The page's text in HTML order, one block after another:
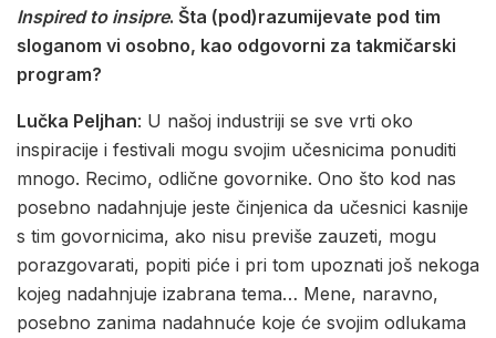
Inspired to insipre. Šta (pod)razumijevate pod tim
sloganom vi osobno, kao odgovorni za takmičarski
program?
Lučka Peljhan: U našoj industriji se sve vrti oko
inspiracije i festivali mogu svojim učesnicima ponuditi
mnogo. Recimo, odlične govornike. Ono što kod nas
posebno nadahnjuje jeste činjenica da učesnici kasnije
s tim govornicima, ako nisu previše zauzeti, mogu
porazgovarati, popiti piće i pri tom upoznati još nekoga
kojeg nadahnjuje izabrana tema… Mene, naravno,
posebno zanima nadahnuće koje će svojim odlukama